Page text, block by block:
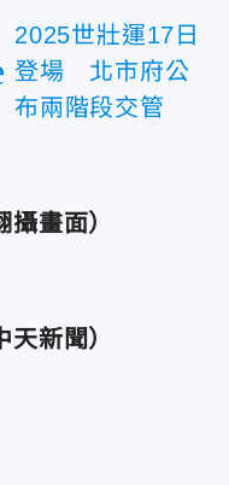
2025世壯運17日
登場 北市府公
布兩階段交管
畫面）
新聞）